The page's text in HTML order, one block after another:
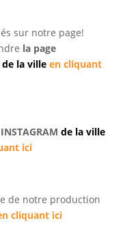
sur notre page!
la page
de la ville en cliquant
INSTAGRAM de la ville
ici
de notre production
cliquant ici